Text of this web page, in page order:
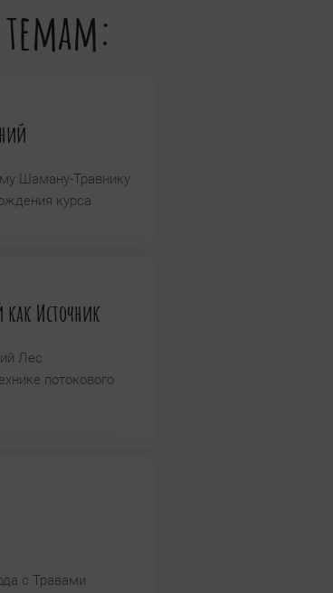
темам:
Шаману-Травнику
курса
Источник
Лес
потокового
с Травами